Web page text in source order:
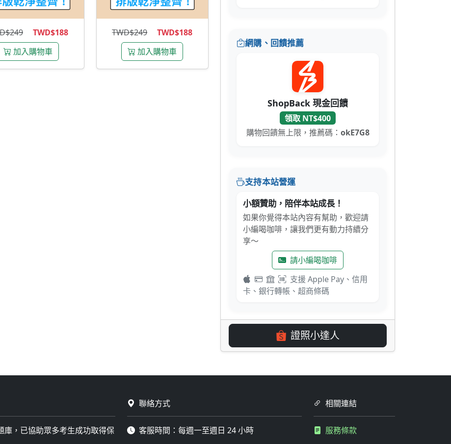
TWD$188
加入購物車
TWD$249
TWD$188
加入購物車
網購、回饋推薦
ShopBack 現金回饋
領取 NT$400
購物回饋無上限，推薦碼： okE7G8
支持本站營運
小額贊助，陪伴本站成長！
如果你覺得本站內容有幫助，歡迎請
小編喝咖啡，讓我們更有動力持續分
享～
請小編喝咖啡
支援 Apple Pay、信用
卡、銀行轉帳、超商條碼
證照小達人
庫，已協助眾多考生成功取得保
聯絡方式
客服時間：每週一至週日 24 小時
相關連結
服務條款